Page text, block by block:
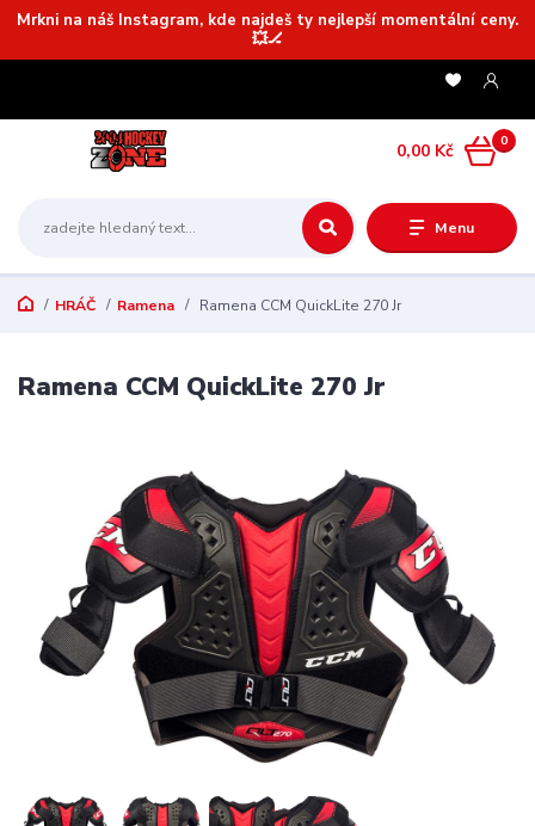
Mrkni na náš Instagram, kde najdeš ty nejlepší momentální ceny.
💥🏒
Menu
0
0,00 Kč
HRÁČ Ramena Ramena CCM QuickLite 270 Jr
Ramena CCM QuickLite 270 Jr